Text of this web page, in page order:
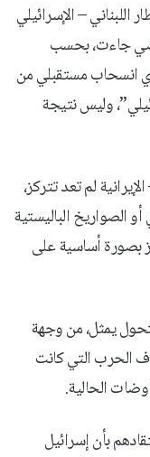
– الإسرائيلي
حزيران الماضي جاءت، بحسب
أي انسحاب مستقبلي من
وليس نتيجة
لم تعد تتركز،
الصواريخ الباليستية
بصورة أساسية على
يمثل، من وجهة
الحرب التي كانت
الحالية.
بأن إسرائيل